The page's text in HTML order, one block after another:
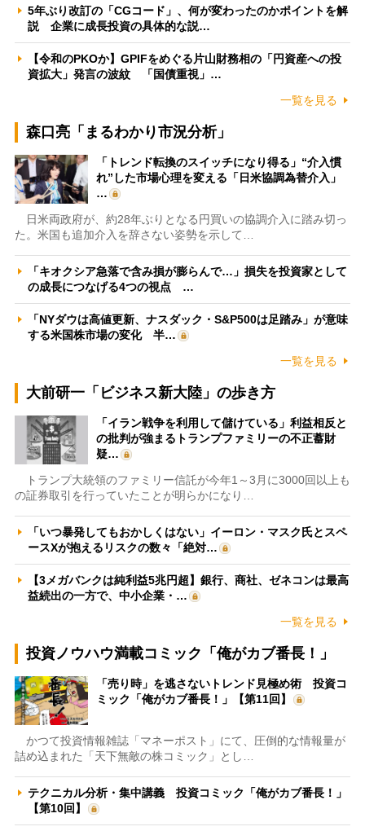
5年ぶり改訂の「CGコード」、何が変わったのかポイントを解
説 企業に成長投資の具体的な説…
【令和のPKOか】GPIFをめぐる片山財務相の「円資産への投
資拡大」発言の波紋 「国債重視」…
一覧を見る
森口亮「まるわかり市況分析」
「トレンド転換のスイッチになり得る」“介入慣
れ”した市場心理を変える「日米協調為替介入」
…
日米両政府が、約28年ぶりとなる円買いの協調介入に踏み切っ
た。米国も追加介入を辞さない姿勢を示して…
「キオクシア急落で含み損が膨らんで…」損失を投資家として
の成長につなげる4つの視点 …
「NYダウは高値更新、ナスダック・S&P500は足踏み」が意味
する米国株市場の変化 半…
一覧を見る
大前研一「ビジネス新大陸」の歩き方
「イラン戦争を利用して儲けている」利益相反と
の批判が強まるトランプファミリーの不正蓄財
疑…
トランプ大統領のファミリー信託が今年1～3月に3000回以上も
の証券取引を行っていたことが明らかになり…
「いつ暴発してもおかしくはない」イーロン・マスク氏とスペ
ースXが抱えるリスクの数々「絶対…
【3メガバンクは純利益5兆円超】銀行、商社、ゼネコンは最高
益続出の一方で、中小企業・…
一覧を見る
投資ノウハウ満載コミック「俺がカブ番長！」
「売り時」を逃さないトレンド見極め術 投資コ
ミック「俺がカブ番長！」【第11回】
かつて投資情報雑誌「マネーポスト」にて、圧倒的な情報量が
詰め込まれた「天下無敵の株コミック」とし…
テクニカル分析・集中講義 投資コミック「俺がカブ番長！」
【第10回】